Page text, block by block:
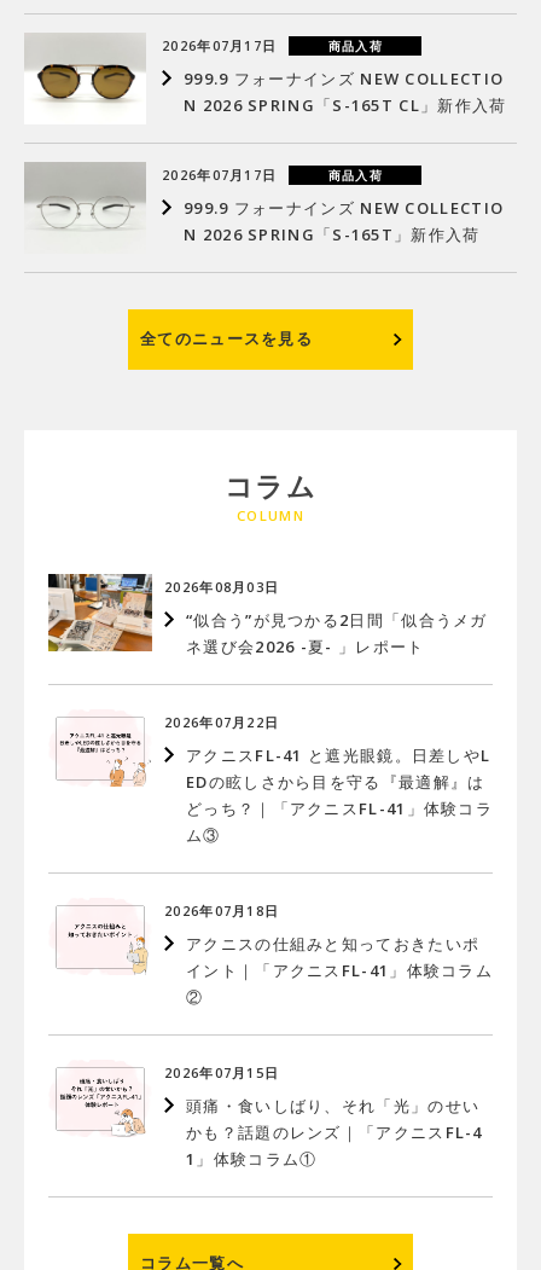
2026年07月17日 商品入荷
999.9 フォーナインズ NEW COLLECTIO
N 2026 SPRING「S-165T CL」新作入荷
2026年07月17日 商品入荷
999.9 フォーナインズ NEW COLLECTIO
N 2026 SPRING「S-165T」新作入荷
全てのニュースを見る
コラム
2026年08月03日
“似合う”が見つかる2日間「似合うメガ
ネ選び会2026 -夏- 」レポート
2026年07月22日
アクニスFL-41 と遮光眼鏡。日差しやL
EDの眩しさから目を守る『最適解』は
どっち？｜「アクニスFL-41」体験コラ
ム③
2026年07月18日
アクニスの仕組みと知っておきたいポ
イント｜「アクニスFL-41」体験コラム
②
2026年07月15日
頭痛・食いしばり、それ「光」のせい
かも？話題のレンズ｜「アクニスFL-4
1」体験コラム①
コラム一覧へ